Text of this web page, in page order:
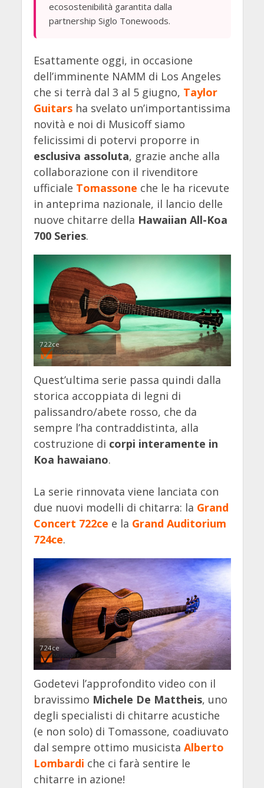
ecosostenibilità garantita dalla
partnership Siglo Tonewoods.
Esattamente oggi, in occasione
dell’imminente NAMM di Los Angeles
che si terrà dal 3 al 5 giugno, Taylor
Guitarsha svelato un’importantissima
novità e noi di Musicoff siamo
felicissimi di potervi proporre in
esclusiva assoluta, grazie anche alla
collaborazione con il rivenditore
ufficiale Tomassone che le ha ricevute
in anteprima nazionale, il lancio delle
nuove chitarre della Hawaiian All-Koa
700 Series.
722ce
Quest’ultima serie passa quindi dalla
storica accoppiata di legni di
palissandro/abete rosso, che da
sempre l’ha contraddistinta, alla
costruzione di corpi interamente in
Koa hawaiano.
La serie rinnovata viene lanciata con
due nuovi modelli di chitarra: la Grand
Concert 722ce e la Grand Auditorium
724ce.
724ce
Godetevi l’approfondito video con il
bravissimo Michele De Mattheis, uno
degli specialisti di chitarre acustiche
(e non solo) di Tomassone, coadiuvato
dal sempre ottimo musicista Alberto
Lombardi che ci farà sentire le
chitarre in azione!